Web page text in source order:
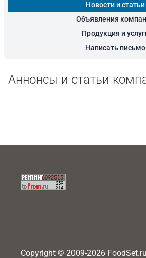
Новости и статьи
Объявления
Продукция и
Написать письмо
Аннонсы и статьи
Copyright © 2009-2026